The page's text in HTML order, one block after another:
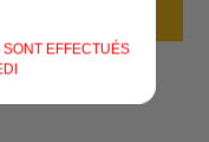
EFFECTUÉS